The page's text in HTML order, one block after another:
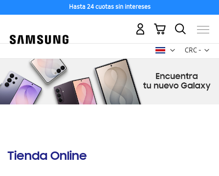
Hasta 24 cuotas sin intereses
CRC -
colón
Mi carrito
Tienda Online